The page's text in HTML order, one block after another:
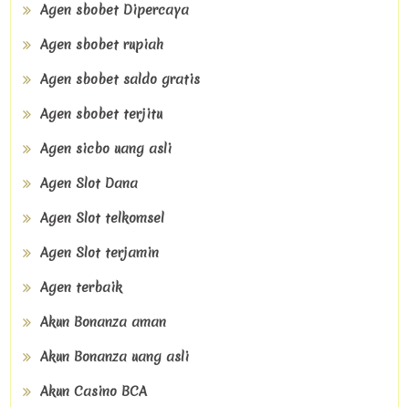
Agen sbobet Dipercaya
Agen sbobet rupiah
Agen sbobet saldo gratis
Agen sbobet terjitu
Agen sicbo uang asli
Agen Slot Dana
Agen Slot telkomsel
Agen Slot terjamin
Agen terbaik
Akun Bonanza aman
Akun Bonanza uang asli
Akun Casino BCA